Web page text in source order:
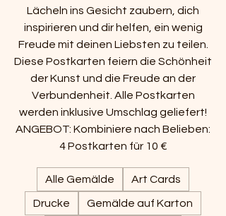
Lächeln ins Gesicht zaubern, dich
inspirieren und dir helfen, ein wenig
Freude mit deinen Liebsten zu teilen.
Diese Postkarten feiern die Schönheit
der Kunst und die Freude an der
Verbundenheit. Alle Postkarten
werden inklusive Umschlag geliefert!
ANGEBOT: Kombiniere nach Belieben:
4 Postkarten für 10 €
Alle Gemälde Art Cards
Drucke Gemälde auf Karton